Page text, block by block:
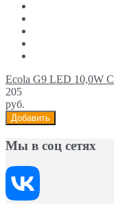
Ecola G9 LED 10,0W
205
руб.
Добавить
Мы в соц сетях